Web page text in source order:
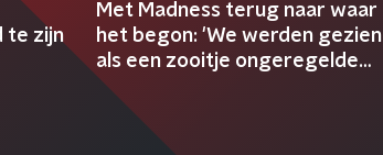
te zijn
Met Madness terug naar waar
het begon: 'We werden gezien
als een zooitje ongeregelde
clowns'